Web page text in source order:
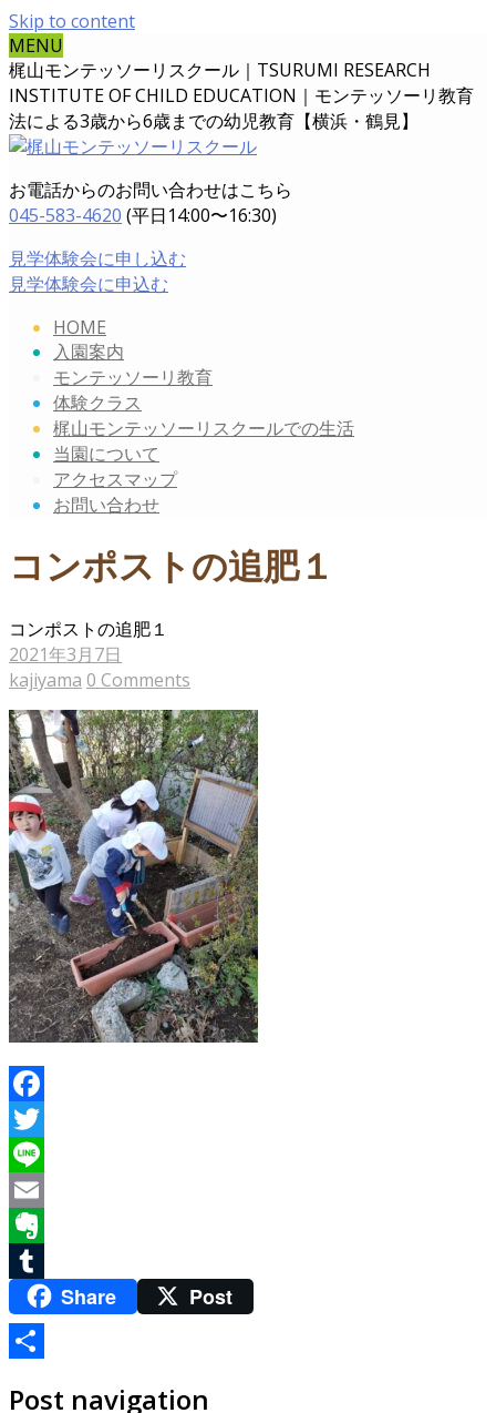
Skip to content
MENU
梶山モンテッソーリスクール｜TSURUMI RESEARCH
INSTITUTE OF CHILD EDUCATION｜ モンテッソーリ教育
法による3歳から6歳までの幼児教育【横浜・鶴見】
お電話からのお問い合わせはこちら
045-583-4620 (平日14:00〜16:30)
見学体験会に申し込む
見学体験会に申込む
HOME
入園案内
モンテッソーリ教育
体験クラス
梶山モンテッソーリスクールでの生活
当園について
アクセスマップ
お問い合わせ
コンポストの追肥１
コンポストの追肥１
2021年3月7日
kajiyama 0 Comments
Facebook
Twitter
Line
Email
Evernote
TumblrShare Post
Post navigation